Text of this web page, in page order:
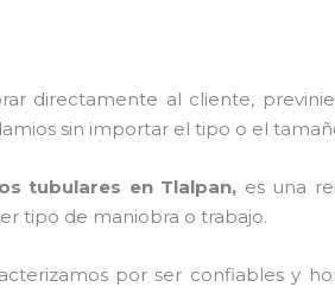
directamente al cliente,
sin importar el tipo o el
tubulares en Tlalpan, es una
tipo de maniobra o trabajo.
por ser confiables y